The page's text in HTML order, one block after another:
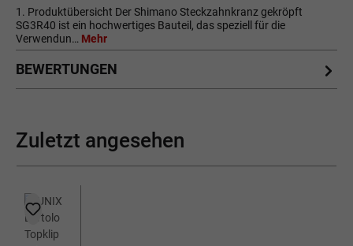
1. Produktübersicht Der Shimano Steckzahnkranz gekröpft
SG3R40 ist ein hochwertiges Bauteil, das speziell für die
Verwendun… Mehr
BEWERTUNGEN
Zuletzt angesehen